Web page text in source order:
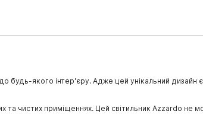
будь-якого інтер'єру. Адже цей унікальний дизайн
та чистих приміщеннях. Цей світильник Azzardo не